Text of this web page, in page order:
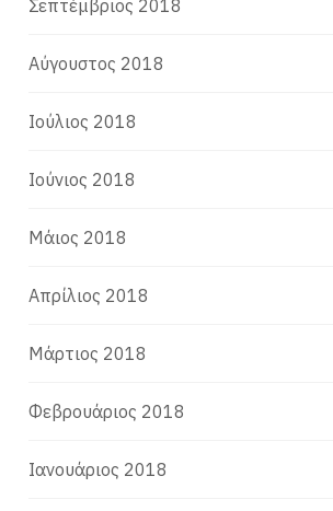
Σεπτέμβριος 2018
Αύγουστος 2018
Ιούλιος 2018
Ιούνιος 2018
Μάιος 2018
Απρίλιος 2018
Μάρτιος 2018
Φεβρουάριος 2018
Ιανουάριος 2018